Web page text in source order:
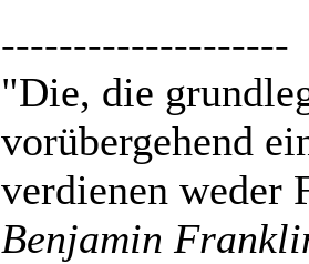
--------------------
"Die, die
vorübergehend
verdienen weder
Benjamin